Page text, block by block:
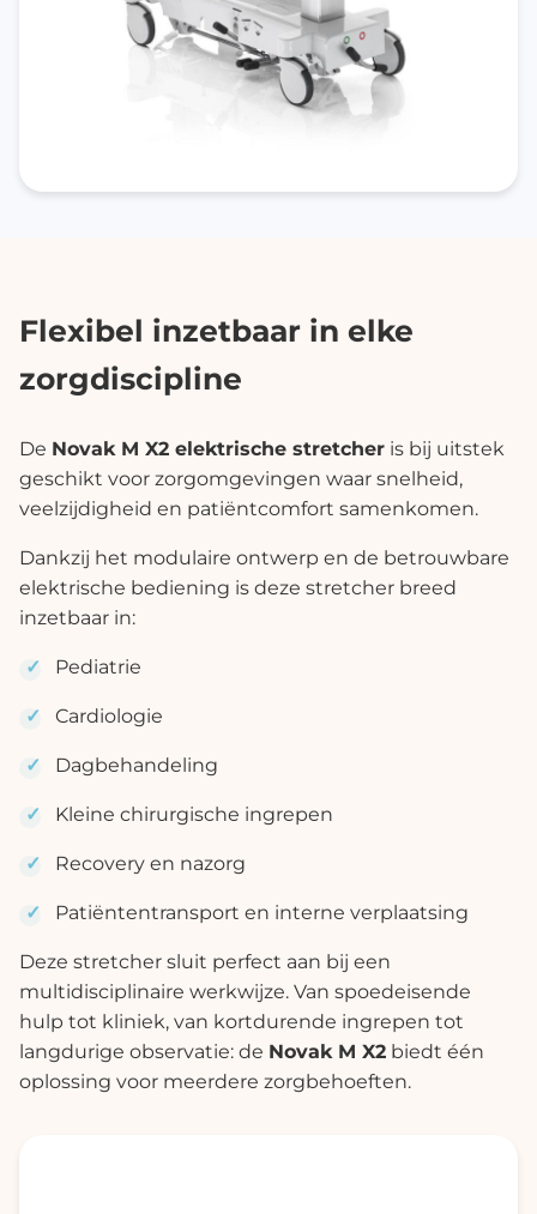
Flexibel inzetbaar in elke
zorgdiscipline
De Novak M X2 elektrische stretcher is bij uitstek
geschikt voor zorgomgevingen waar snelheid,
veelzijdigheid en patiëntcomfort samenkomen.
Dankzij het modulaire ontwerp en de betrouwbare
elektrische bediening is deze stretcher breed
inzetbaar in:
Pediatrie
Cardiologie
Dagbehandeling
Kleine chirurgische ingrepen
Recovery en nazorg
Patiëntentransport en interne verplaatsing
Deze stretcher sluit perfect aan bij een
multidisciplinaire werkwijze. Van spoedeisende
hulp tot kliniek, van kortdurende ingrepen tot
langdurige observatie: de Novak M X2 biedt één
oplossing voor meerdere zorgbehoeften.